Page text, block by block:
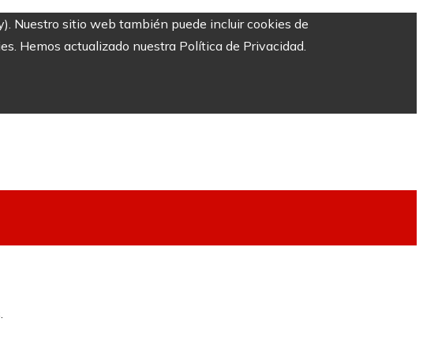
Nuestro sitio web también puede incluir cookies de
Hemos actualizado nuestra Política de Privacidad.